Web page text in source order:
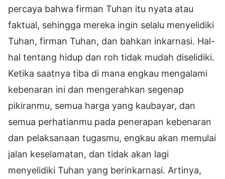
percaya bahwa firman Tuhan itu nyata atau
faktual, sehingga mereka ingin selalu menyelidiki
Tuhan, firman Tuhan, dan bahkan inkarnasi. Hal-
hal tentang hidup dan roh tidak mudah diselidiki.
Ketika saatnya tiba di mana engkau mengalami
kebenaran ini dan mengerahkan segenap
pikiranmu, semua harga yang kaubayar, dan
semua perhatianmu pada penerapan kebenaran
dan pelaksanaan tugasmu, engkau akan memulai
jalan keselamatan, dan tidak akan lagi
menyelidiki Tuhan yang berinkarnasi. Artinya,